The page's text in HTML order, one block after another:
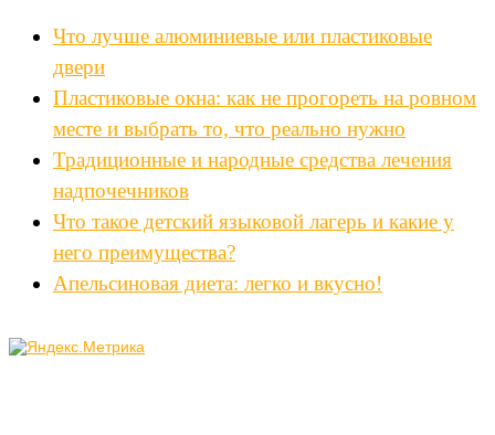
Что лучше алюминиевые или пластиковые
двери
Пластиковые окна: как не прогореть на ровном
месте и выбрать то, что реально нужно
Традиционные и народные средства лечения
надпочечников
Что такое детский языковой лагерь и какие у
него преимущества?
Апельсиновая диета: легко и вкусно!